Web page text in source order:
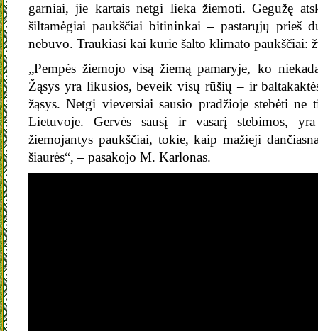
garniai, jie kartais netgi lieka žiemoti. Gegužę
šiltamėgiai paukščiai bitininkai – pastarųjų prieš
nebuvo. Traukiasi kai kurie šalto klimato paukščiai:
„Pempės žiemojo visą žiemą pamaryje, ko
Žąsys yra likusios, beveik visų rūšių – ir
žąsys. Netgi vieversiai sausio pradžioje stebėti ne
Lietuvoje. Gervės sausį ir vasarį stebimos,
žiemojantys paukščiai, tokie, kaip mažieji
šiaurės“, – pasakojo M. Karlonas.